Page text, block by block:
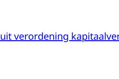
verordening